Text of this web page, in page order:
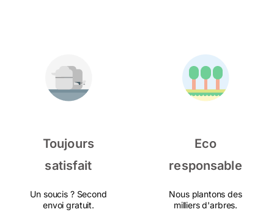
Toujours
satisfait
Un soucis ? Second
envoi gratuit.
Eco
responsable
Nous plantons des
milliers d'arbres.